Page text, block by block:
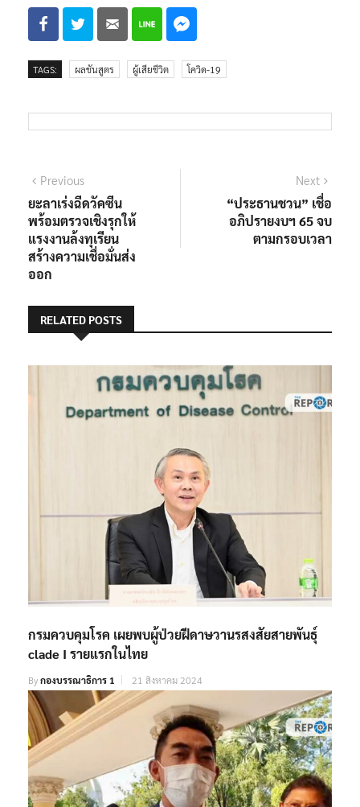
TAGS: ผลชันสูตร ผู้เสียชีวิต โควิด-19
แนะแนว
เรื่อง
PreviousPrevious
post:
ยะลาเร่งฉีดวัคซีน
พร้อมตรวจเชิงรุกให้
แรงงานล้งทุเรียน
สร้างความเชื่อมั่นส่ง
ออก
Next
“ประธานชวน” เชื่อ
อภิปรายงบฯ 65 จบ
ตามกรอบเวลา
RELATED POSTS
กรมควบคุมโรค เผยพบผู้ป่วยฝีดาษวานรสงสัยสายพันธุ์
clade I รายแรกในไทย
Byกองบรรณาธิการ 1 21 สิงหาคม 2024